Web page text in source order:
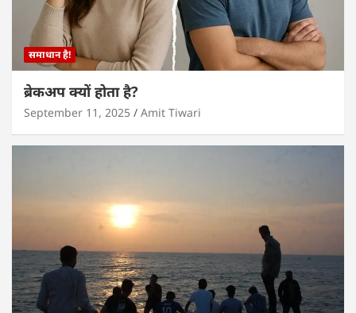
समाधान है!
ब्रेकअप क्यों होता है?
September 11, 2025 Amit Tiwari